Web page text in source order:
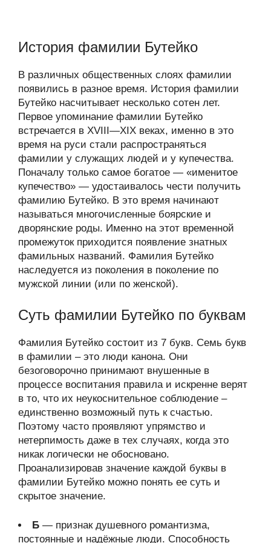
История фамилии Бутейко
В различных общественных слоях фамилии
появились в разное время. История фамилии
Бутейко насчитывает несколько сотен лет.
Первое упоминание фамилии Бутейко
встречается в XVIII—XIX веках, именно в это
время на руси стали распространяться
фамилии у служащих людей и у купечества.
Поначалу только самое богатое — «именитое
купечество» — удостаивалось чести получить
фамилию Бутейко. В это время начинают
называться многочисленные боярские и
дворянские роды. Именно на этот временной
промежуток приходится появление знатных
фамильных названий. Фамилия Бутейко
наследуется из поколения в поколение по
мужской линии (или по женской).
Суть фамилии Бутейко по буквам
Фамилия Бутейко состоит из 7 букв. Семь букв
в фамилии – это люди канона. Они
безоговорочно принимают внушенные в
процессе воспитания правила и искренне верят
в то, что их неукоснительное соблюдение –
единственно возможный путь к счастью.
Поэтому часто проявляют упрямство и
нетерпимость даже в тех случаях, когда это
никак логически не обосновано.
Проанализировав значение каждой буквы в
фамилии Бутейко можно понять ее суть и
скрытое значение.
Б — признак душевного романтизма,
постоянные и надёжные люди. Способность